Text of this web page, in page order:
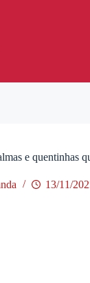
e quentinhas
13/11/